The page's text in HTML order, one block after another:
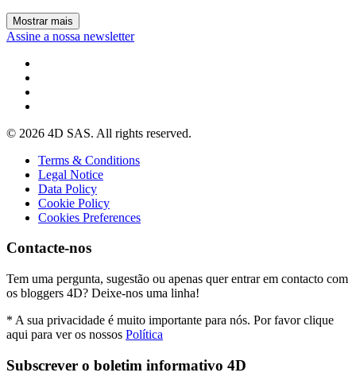
Mostrar mais
Assine a nossa newsletter
© 2026 4D SAS. All rights reserved.
Terms & Conditions
Legal Notice
Data Policy
Cookie Policy
Cookies Preferences
Contacte-nos
Tem uma pergunta, sugestão ou apenas quer entrar em contacto com
os bloggers 4D? Deixe-nos uma linha!
* A sua privacidade é muito importante para nós. Por favor clique
aqui para ver os nossos Política
Subscrever o boletim informativo 4D